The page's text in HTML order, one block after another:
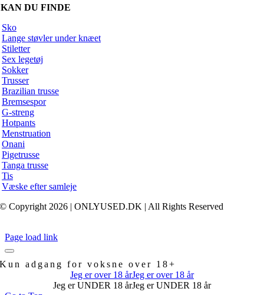
DU FINDE
Sko
Lange støvler under knæet
Stiletter
Sex legetøj
Sokker
Trusser
Brazilian trusse
Bremsespor
G-streng
Hotpants
Menstruation
Onani
Pigetrusse
Tanga trusse
Tis
Væske efter samleje
© Copyright 2026 | ONLYUSED.DK | All Rights Reserved
Page load link
Kun adgang for voksne over 18+
Jeg er over 18 årJeg er over 18 år
Jeg er UNDER 18 årJeg er UNDER 18 år